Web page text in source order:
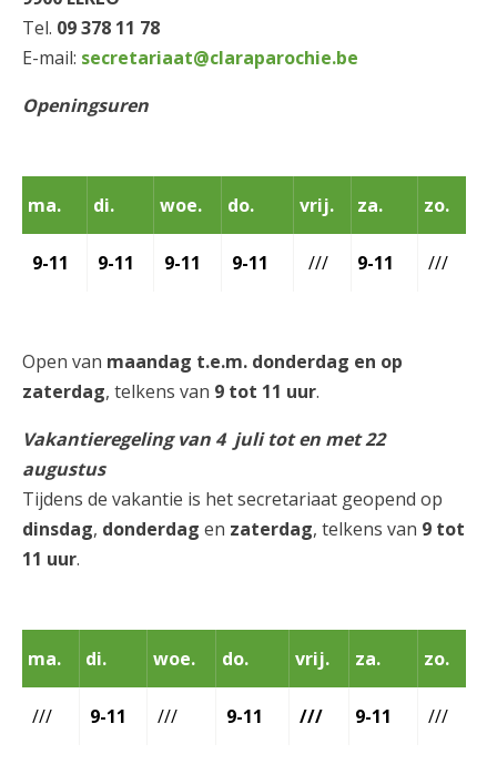
Tel. 09 378 11 78
E-mail: secretariaat@claraparochie.be
Openingsuren
ma. di. woe. do. vrij. za. zo.
9-11 9-11 9-11 9-11 /// 9-11 ///
Open van maandag t.e.m. donderdag en op
zaterdag, telkens van 9 tot 11 uur.
Vakantieregeling van 4 juli tot en met 22
augustus
Tijdens de vakantie is het secretariaat geopend op
dinsdag, donderdag en zaterdag, telkens van 9 tot
11 uur.
ma. di. woe. do. vrij. za. zo.
/// 9-11 /// 9-11 /// 9-11 ///